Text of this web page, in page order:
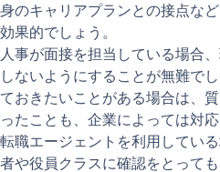
身のキャリアプランとの接点な
効果的でしょう。
人事が面接を担当している場合
しないようにすることが無難で
ておきたいことがある場合は、
ったことも、企業によっては対応
転職エージェントを利用してい
者や役員クラスに確認をとって